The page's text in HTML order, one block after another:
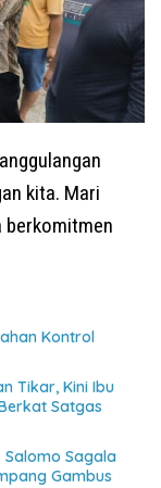
kita. Mari
berkomitmen
Kontrol
Tikar, Kini Ibu
Satgas
Salomo Sagala
Gambus